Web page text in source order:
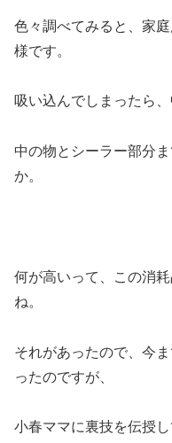
色々調べてみると、家
様です。
吸い込んでしまったら
中の物とシーラー部分
か。
何が高いって、この消
ね。
それがあったので、今
ったのですが、
小春ママに裏技を伝授